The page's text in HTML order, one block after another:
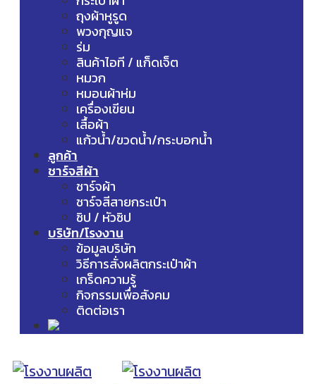
ถุงผ้าหูรูด
พวงกุญแจ
ร่ม
สินค้าไอที / แก็ดเจ็ต
หมวก
หมอนผ้าห่ม
เครื่องเขียน
เสื้อผ้า
แก้วน้ำ/ขวดน้ำ/กระบอกน้ำ
ลูกค้า
ชาร์จสีผ้า
ชาร์จผ้า
ชาร์จสีสายกระเป๋า
ซิป / หัวซิป
บริษัท/โรงงาน
ข้อมูลบริษัท
วิธีการสั่งผลิตกระเป๋าผ้า
เกร็ดความรู้
กิจกรรมเพื่อสังคม
ติดต่อเรา